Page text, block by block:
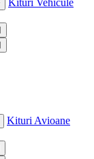
Kituri Vehicule
Kituri Avioane